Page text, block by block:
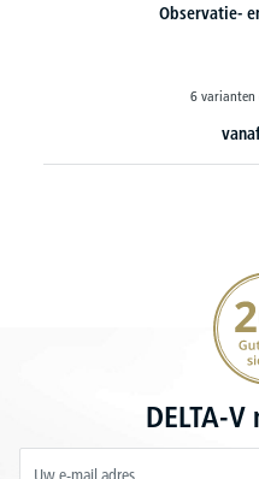
Observatie- en
6 varianten om uit te
67,
20€
DELTA-